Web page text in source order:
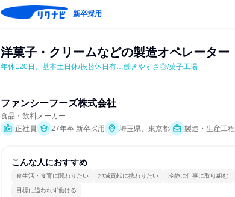
新卒採用
洋菓子・クリームなどの製造オペレーター
年休120日、基本土日休/振替休日有…働きやすさ◎/菓子工場
ファンシーフーズ株式会社
食品・飲料メーカー
正社員
27年卒 新卒採用 埼玉県、東京都 製造・生産工程
こんな人におすすめ
食生活・食育に関わりたい 地域貢献に携わりたい 冷静に仕事に取り組む
目標に追われず働ける